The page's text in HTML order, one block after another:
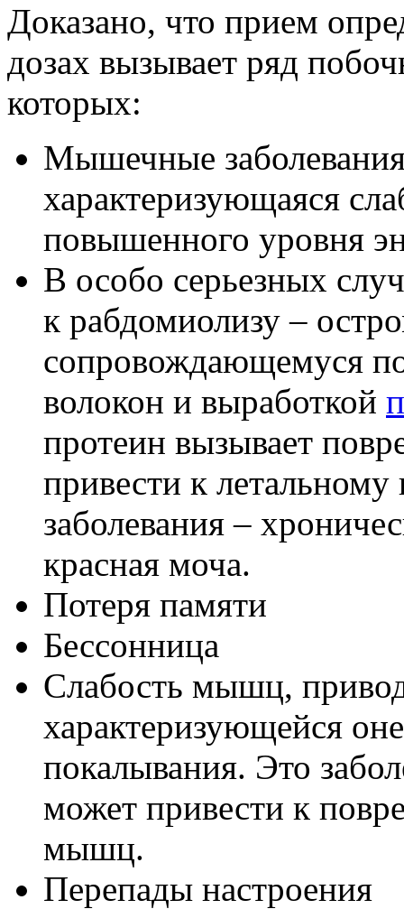
Доказано, что прием
дозах вызывает ряд
которых:
Мышечные
характеризующаяся
повышенного уровня
В особо серьезных
к рабдомиолизу –
сопровождающемуся
волокон и выработкой
протеин вызывает
привести к
заболевания –
красная моча.
Потеря памяти
Бессонница
Слабость мышц,
характеризующейся
покалывания. Это
может привести к
мышц.
Перепады настроения